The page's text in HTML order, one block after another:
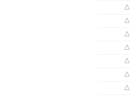
△
△
△
△
△
△
△